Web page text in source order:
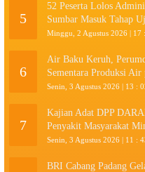
5
52 Peserta Lolos
Sumbar Masuk Tahap
Minggu, 2 Agustus 2026 | 17
6
Air Baku Keruh,
Sementara Produksi
Senin, 3 Agustus 2026 | 13 :
7
Kajian Adat DPP
Penyakit Masyarakat
Senin, 3 Agustus 2026 | 11 :
BRI Cabang Padang